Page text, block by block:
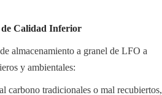
de Calidad Inferior
almacenamiento a granel de LFO a
y ambientales:
carbono tradicionales o mal recubiertos,